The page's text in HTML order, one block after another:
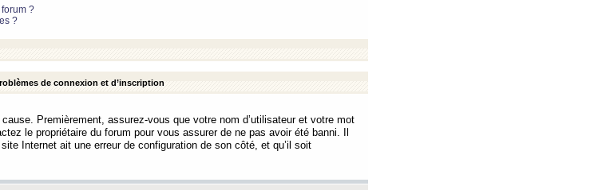
?
?
de connexion et d’inscription
Premièrement, assurez-vous que votre nom d’utilisateur et votre mot
le propriétaire du forum pour vous assurer de ne pas avoir été banni. Il
Internet ait une erreur de configuration de son côté, et qu’il soit